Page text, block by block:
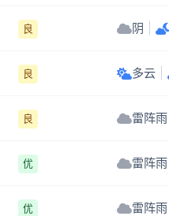
良 阴
良 多云
良 雷阵雨
优 雷阵雨
优 雷阵雨